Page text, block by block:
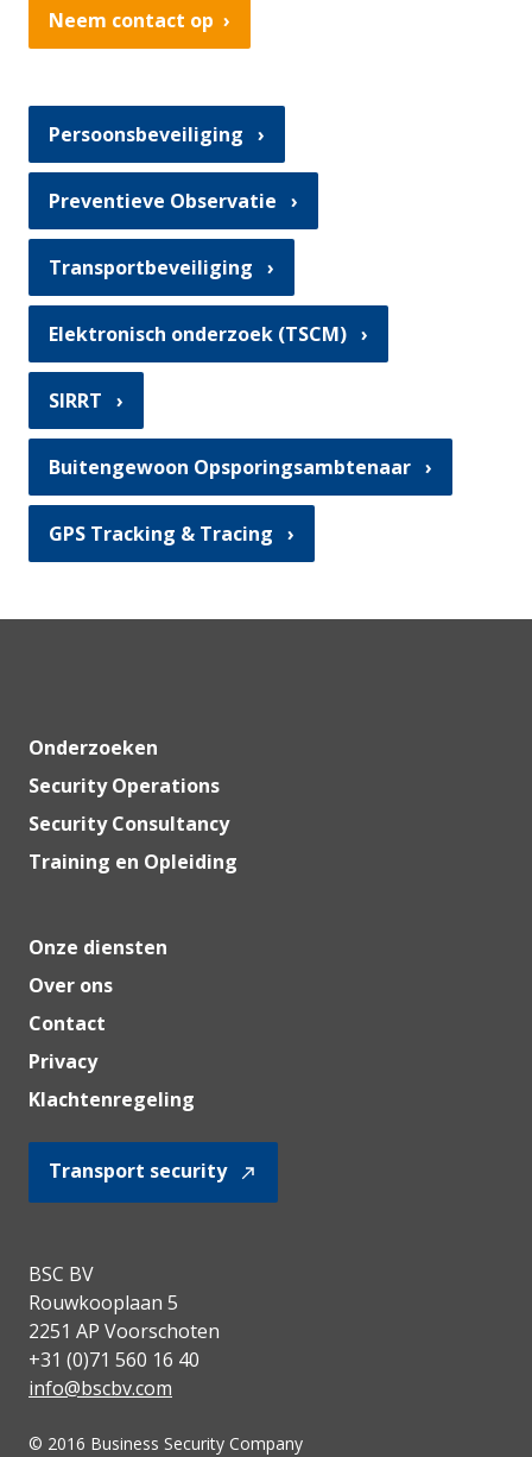
Neem contact op
Persoonsbeveiliging
Preventieve Observatie
Transportbeveiliging
Elektronisch onderzoek (TSCM)
SIRRT
Buitengewoon Opsporingsambtenaar
GPS Tracking & Tracing
Onderzoeken
Security Operations
Security Consultancy
Training en Opleiding
Onze diensten
Over ons
Contact
Privacy
Klachtenregeling
Transport security
BSC BV
Rouwkooplaan 5
2251 AP Voorschoten
+31 (0)71 560 16 40
info@bscbv.com
© 2016 Business Security Company